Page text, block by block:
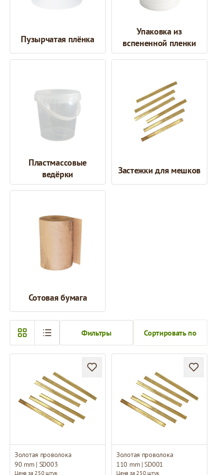
Пузырчатая плёнка
Упаковка из
вспененной пленки
Пластмассовые
ведёрки
Застежки для мешков
Сотовая бумага
Сортировать по
Фильтры
Золотая проволока
90 mm | SD003
Цена за 250 штук
Золотая проволока
110 mm | SD001
Цена за 250 штук